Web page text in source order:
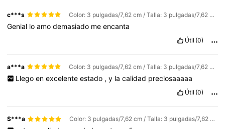
c***s Color: 3 pulgadas/7,62 cm / Talla: 3 pulgadas/7,62 cm
Genial loamodemasiado meencanta
Útil (0)
a***a Color: 3 pulgadas/7,62 cm / Talla: 3 pulgadas/7,62 cm
Llego en excelente estado , y la calidad preciosaaaaa
Útil (0)
S***a Color: 3 pulgadas/7,62 cm / Talla: 3 pulgadas/7,62 cm